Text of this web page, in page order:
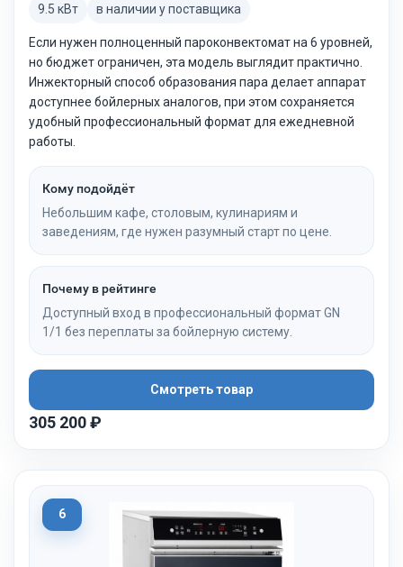
9.5 кВт
в наличии у поставщика
Если нужен полноценный пароконвектомат на 6 уровней,
но бюджет ограничен, эта модель выглядит практично.
Инжекторный способ образования пара делает аппарат
доступнее бойлерных аналогов, при этом сохраняется
удобный профессиональный формат для ежедневной
работы.
Кому подойдёт
Небольшим кафе, столовым, кулинариям и
заведениям, где нужен разумный старт по цене.
Почему в рейтинге
Доступный вход в профессиональный формат GN
1/1 без переплаты за бойлерную систему.
Смотреть товар
305 200 ₽
6